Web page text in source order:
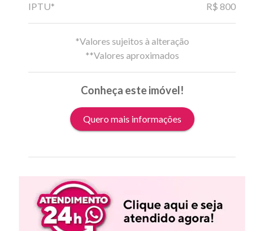
IPTU*
R$ 800
*Valores sujeitos à alteração
**Valores aproximados
Conheça este imóvel!
Quero mais informações